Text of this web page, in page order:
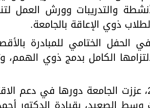
والتدريبات وورش العمل
ذوي الإعاقة بالجامعة.
الحفل الختامي للمبادرة
الكامل بدمج ذوي
وفي ديسمبر 2024، عززت الجامعة دورها